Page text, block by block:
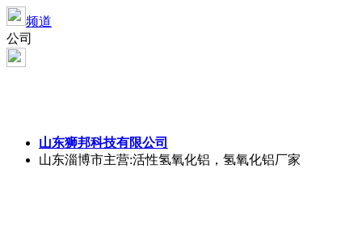
频道
公司
山东狮邦科技有限公司
山东淄博市主营:活性氢氧化铝，氢氧化铝厂家